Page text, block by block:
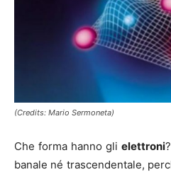
(Credits: Mario Sermoneta)
Che forma hanno gli elettroni
banale né trascendentale,